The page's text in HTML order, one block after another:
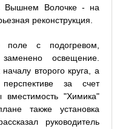
Вышнем Волочке - на
реконструкция.
поле с подогревом,
освещение.
второго круга, а
за счет
вместимость "Химика"
также установка
руководитель